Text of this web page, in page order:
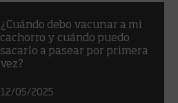
¿Cuándo debo vacunar a mi
cachorro y cuándo puedo
sacarlo a pasear por primera
vez?
12/05/2025